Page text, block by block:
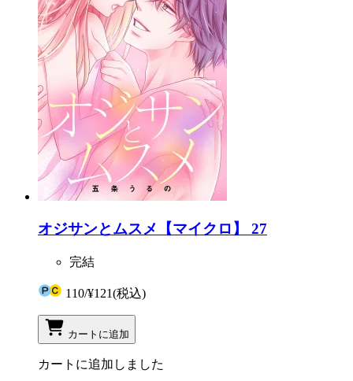
オジサンとムスメ【マイクロ】 27
完結
110/¥121(税込)
カートに追加
カートに追加しました